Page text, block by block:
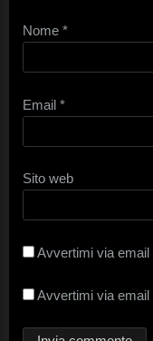
Nome *
Email *
Sito web
Avvertimi via
Avvertimi via email